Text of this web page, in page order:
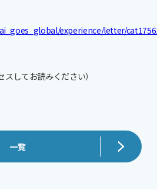
experience/letter/
スしてお読みください）
一覧